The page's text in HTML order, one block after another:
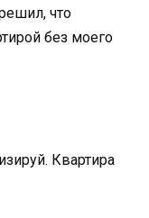
что
без моего
Квартира